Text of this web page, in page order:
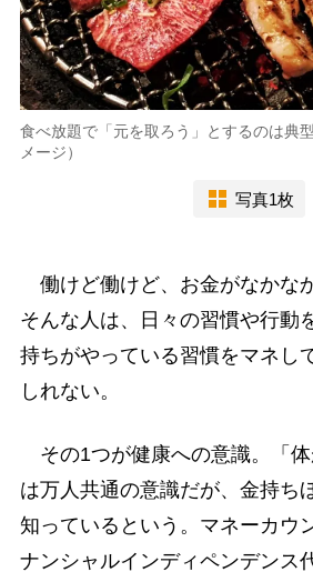
食べ放題で「元を取ろう」とするのは典
メージ）
写真1枚
働けど働けど、お金がなかな
そんな人は、日々の習慣や行動
持ちがやっている習慣をマネし
しれない。
その1つが健康への意識。「
は万人共通の意識だが、金持ち
知っているという。マネーカウ
ナンシャルインディペンデンス